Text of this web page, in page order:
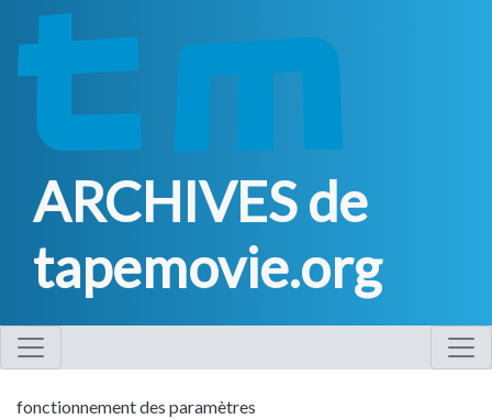
ARCHIVES de
tapemovie.org
fonctionnement des paramètres